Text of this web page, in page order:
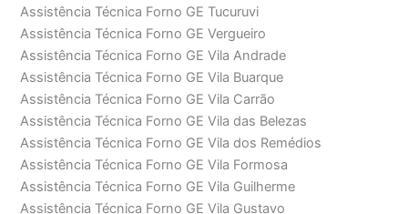
Assistência Técnica Forno GE Tucuruvi
Assistência Técnica Forno GE Vergueiro
Assistência Técnica Forno GE Vila Andrade
Assistência Técnica Forno GE Vila Buarque
Assistência Técnica Forno GE Vila Carrão
Assistência Técnica Forno GE Vila das Belezas
Assistência Técnica Forno GE Vila dos Remédios
Assistência Técnica Forno GE Vila Formosa
Assistência Técnica Forno GE Vila Guilherme
Assistência Técnica Forno GE Vila Gustavo